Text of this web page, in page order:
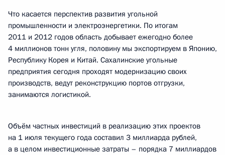
Что касается перспектив развития угольной
промышленности и электроэнергетики. По итогам
2011 и 2012 годов область добывает ежегодно более
4 миллионов тонн угля, половину мы экспортируем в Японию,
Республику Корея и Китай. Сахалинские угольные
предприятия сегодня проходят модернизацию своих
производств, ведут реконструкцию портов отгрузки,
занимаются логистикой.
Объём частных инвестиций в реализацию этих проектов
на 1 июля текущего года составил 3 миллиарда рублей,
а в целом инвестиционные затраты – порядка 7 миллиардов